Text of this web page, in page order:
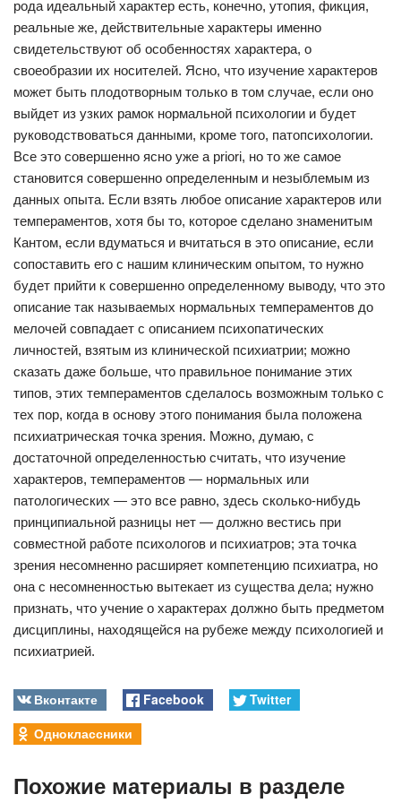
рода идеальный характер есть, конечно, утопия, фикция,
реальные же, действительные характеры именно
свидетельствуют об особенностях характера, о
своеобразии их носителей. Ясно, что изучение характеров
может быть плодотворным только в том случае, если оно
выйдет из узких рамок нормальной психологии и будет
руководствоваться данными, кроме того, патопсихологии.
Все это совершенно ясно уже a priori, но то же самое
становится совершенно определенным и незыблемым из
данных опыта. Если взять любое описание характеров или
темпераментов, хотя бы то, которое сделано знаменитым
Кантом, если вдуматься и вчитаться в это описание, если
сопоставить его с нашим клиническим опытом, то нужно
будет прийти к совершенно определенному выводу, что это
описание так называемых нормальных темпераментов до
мелочей совпадает с описанием психопатических
личностей, взятым из клинической психиатрии; можно
сказать даже больше, что правильное понимание этих
типов, этих темпераментов сделалось возможным только с
тех пор, когда в основу этого понимания была положена
психиатрическая точка зрения. Можно, думаю, с
достаточной определенностью считать, что изучение
характеров, темпераментов — нормальных или
патологических — это все равно, здесь сколько-нибудь
принципиальной разницы нет — должно вестись при
совместной работе психологов и психиатров; эта точка
зрения несомненно расширяет компетенцию психиатра, но
она с несомненностью вытекает из существа дела; нужно
признать, что учение о характерах должно быть предметом
дисциплины, находящейся на рубеже между психологией и
психиатрией.
Вконтакте Facebook
Twitter
Одноклассники
Похожие материалы в разделе